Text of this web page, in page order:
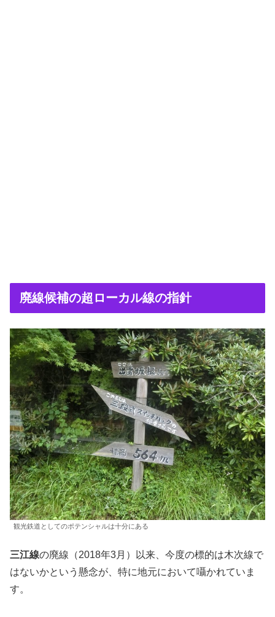
廃線候補の超ローカル線の指針
観光鉄道としてのポテンシャルは十分にある
三江線の廃線（2018年3月）以来、今度の標的は木次線で
はないかという懸念が、特に地元において囁かれていま
す。